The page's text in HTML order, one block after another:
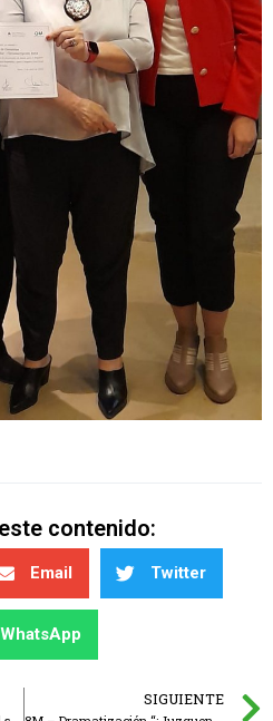
contenido:
Email Twitter
WhatsApp
SIGUIENTE